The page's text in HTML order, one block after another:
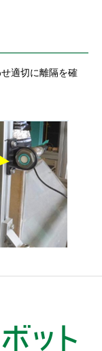
適切に離隔を確